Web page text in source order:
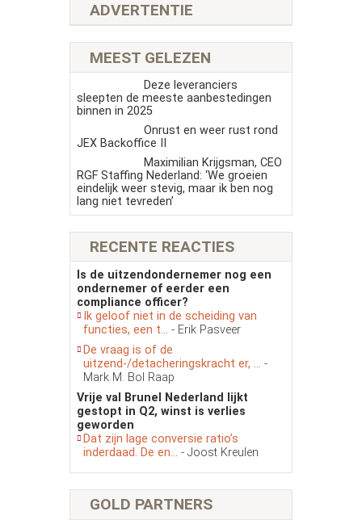
ADVERTENTIE
MEEST GELEZEN
Deze leveranciers
sleepten de meeste aanbestedingen
binnen in 2025
Onrust en weer rust rond
JEX Backoffice II
Maximilian Krijgsman, CEO
RGF Staffing Nederland: ‘We groeien
eindelijk weer stevig, maar ik ben nog
lang niet tevreden’
RECENTE REACTIES
Is de uitzendondernemer nog een
ondernemer of eerder een
compliance officer?
Ik geloof niet in de scheiding van
functies, een t... - Erik Pasveer
De vraag is of de
uitzend-/detacheringskracht er, ... -
Mark M. Bol Raap
Vrije val Brunel Nederland lijkt
gestopt in Q2, winst is verlies
geworden
Dat zijn lage conversie ratio’s
inderdaad. De en... - Joost Kreulen
GOLD PARTNERS